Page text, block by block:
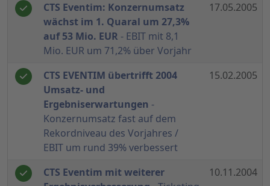
CTS Eventim: Konzernumsatz
wächst im 1. Quaral um 27,3%
auf 53 Mio. EUR - EBIT mit 8,1
Mio. EUR um 71,2% über Vorjahr
17.05.2005
CTS EVENTIM übertrifft 2004
Umsatz- und
Ergebniserwartungen -
Konzernumsatz fast auf dem
Rekordniveau des Vorjahres /
EBIT um rund 39% verbessert
15.02.2005
CTS Eventim mit weiterer
10.11.2004